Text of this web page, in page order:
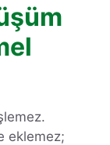
eklemez;